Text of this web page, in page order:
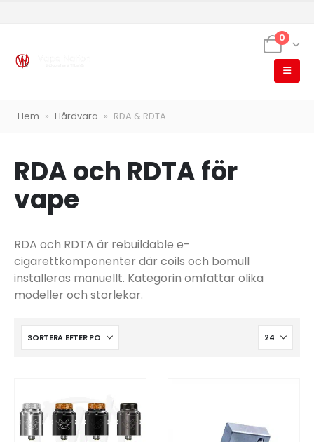
0
Hem » Hårdvara » RDA & RDTA
RDA och RDTA för
vape
RDA och RDTA är rebuildable e-
cigarettkomponenter där coils och bomull
installeras manuellt. Kategorin omfattar olika
modeller och storlekar.
VapeNation
Populära engångsvapes Hjälp mig välja
Leverans & frakt